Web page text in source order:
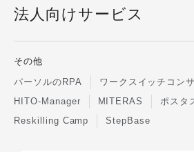
法人向けサービス
その他
パーソルのRPA
ワークスイッチコン
HITO-Manager
MITERAS
ポスタ
Reskilling Camp
StepBase